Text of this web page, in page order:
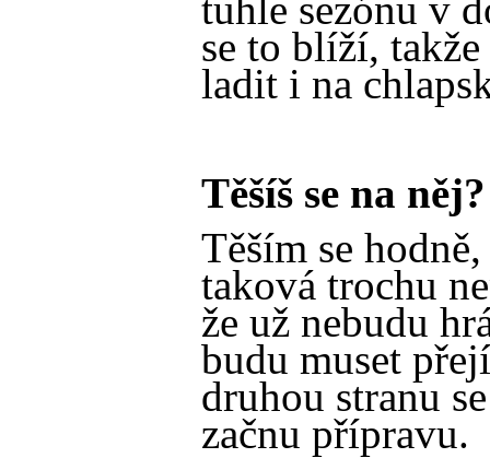
se to blíží, takže
ladit i na
Těšíš se na něj?
Těším se
taková trochu
že už nebudu
budu muset
druhou stranu
začnu přípravu.